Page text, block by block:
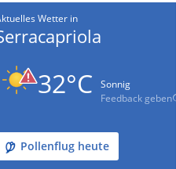
Wetter in
32°C
Sonnig
Feedback geben
Pollenflug heute